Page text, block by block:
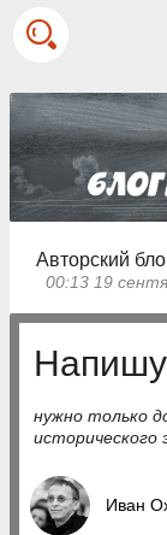
Авторский
00:13 19
нужно только
исторического
Иван